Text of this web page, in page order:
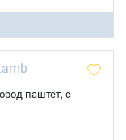
паштет, с